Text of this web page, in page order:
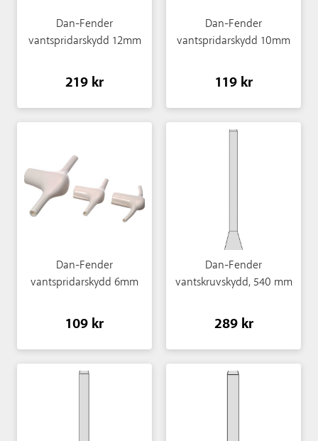
Dan-Fender
vantspridarskydd 12mm
219 kr
Dan-Fender
vantspridarskydd 10mm
119 kr
Dan-Fender
vantspridarskydd 6mm
109 kr
Dan-Fender
vantskruvskydd, 540 mm
289 kr